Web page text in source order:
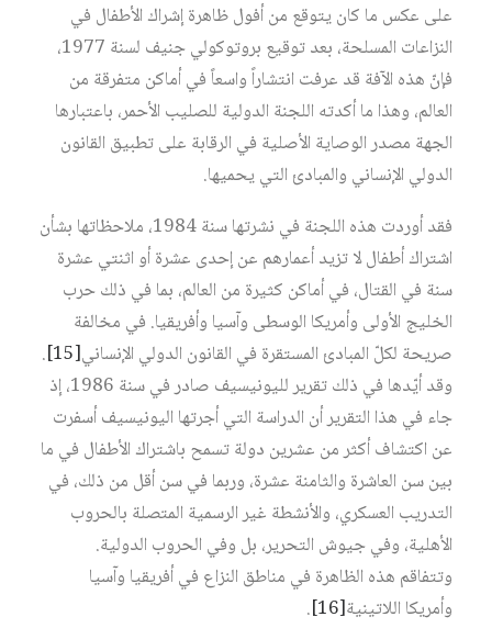
على عكس ما كان يتوقع من أفول ظاهرة إشراك الأطفال في
النزاعات المسلحة، بعد توقيع بروتوكولي جنيف لسنة 1977،
فإنّ هذه الآفة قد عرفت انتشاراً واسعاً في أماكن متفرقة من
العالم، وهذا ما أكدته اللجنة الدولية للصليب الأحمر، باعتبارها
الجهة مصدر الوصاية الأصلية في الرقابة على تطبيق القانون
الدولي الإنساني والمبادئ التي يحميها.
فقد أوردت هذه اللجنة في نشرتها سنة 1984، ملاحظاتها بشأن
اشتراك أطفال لا تزيد أعمارهم عن إحدى عشرة أو اثنتي عشرة
سنة في القتال، في أماكن كثيرة من العالم، بما في ذلك حرب
الخليج الأولى وأمريكا الوسطى وآسيا وأفريقيا. في مخالفة
صريحة لكلّ المبادئ المستقرة في القانون الدولي الإنساني[15]
.
وقد أيّدها في ذلك تقرير لليونيسيف صادر في سنة 1986، إذ
جاء في هذا التقرير أن الدراسة التي أجرتها اليونيسيف أسفرت
عن اكتشاف أكثر من عشرين دولة تسمح باشتراك الأطفال في ما
بين سن العاشرة والثامنة عشرة، وربما في سن أقل من ذلك، في
التدريب العسكري، والأنشطة غير الرسمية المتصلة بالحروب
الأهلية، وفي جيوش التحرير، بل وفي الحروب الدولية.
وتتفاقم هذه الظاهرة في مناطق النزاع في أفريقيا وآسيا
وأمريكا اللاتينية[16]
.